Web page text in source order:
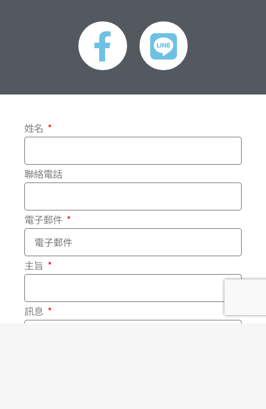
F
a
c
b
o
o
k
-
f
L
i
n
姓名
聯絡電話
電子郵件
主旨
訊息